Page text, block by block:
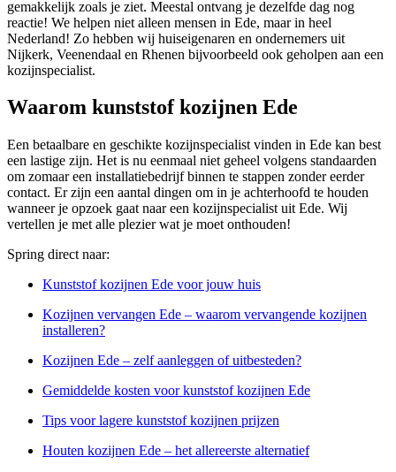
gemakkelijk zoals je ziet. Meestal ontvang je dezelfde dag nog
reactie! We helpen niet alleen mensen in Ede, maar in heel
Nederland! Zo hebben wij huiseigenaren en ondernemers uit
Nijkerk, Veenendaal en Rhenen bijvoorbeeld ook geholpen aan een
kozijnspecialist.
Waarom kunststof kozijnen Ede
Een betaalbare en geschikte kozijnspecialist vinden in Ede kan best
een lastige zijn. Het is nu eenmaal niet geheel volgens standaarden
om zomaar een installatiebedrijf binnen te stappen zonder eerder
contact. Er zijn een aantal dingen om in je achterhoofd te houden
wanneer je opzoek gaat naar een kozijnspecialist uit Ede. Wij
vertellen je met alle plezier wat je moet onthouden!
Spring direct naar:
Kunststof kozijnen Ede voor jouw huis
Kozijnen vervangen Ede – waarom vervangende kozijnen
installeren?
Kozijnen Ede – zelf aanleggen of uitbesteden?
Gemiddelde kosten voor kunststof kozijnen Ede
Tips voor lagere kunststof kozijnen prijzen
Houten kozijnen Ede – het allereerste alternatief